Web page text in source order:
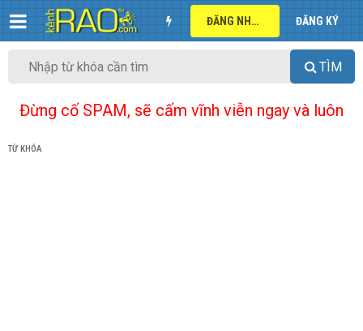
ĐĂNG NHẬP ĐĂNG KÝ
TÌM
Đừng cố SPAM, sẽ cấm vĩnh viễn ngay và luôn
TỪ KHÓA